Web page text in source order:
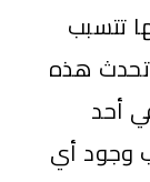
تتسبب
هذه
أحد
وجود أي